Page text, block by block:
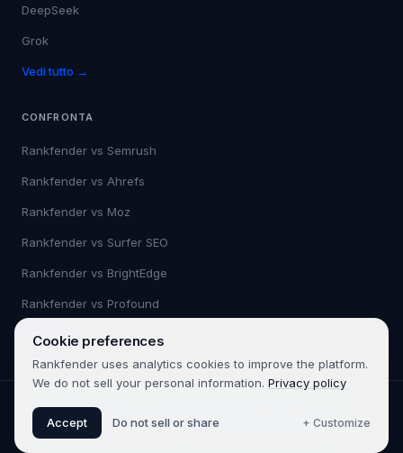
DeepSeek
Grok
Vedi tutto →
CONFRONTA
Rankfender vs Semrush
Rankfender vs Ahrefs
Rankfender vs Moz
Rankfender vs Surfer SEO
Rankfender vs BrightEdge
Rankfender vs Profound
Vedi tutto →
©2026Rankfender.
di 361SEO.
Informativa sulla privacy
Cookie preferences
Rankfender uses analytics cookies to improve the platform.
We do not sell your personal information. Privacy policy
Accept Do not sell or share + Customize